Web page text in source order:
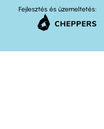
Fejlesztés és üzemeltetés: